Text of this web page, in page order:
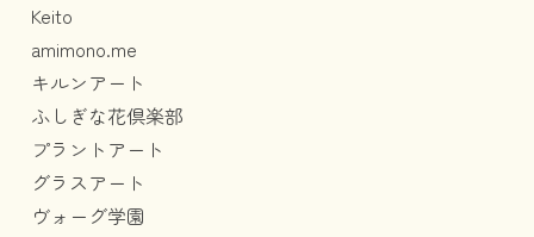
Keito
amimono.me
キルンアート
ふしぎな花倶楽部
プラントアート
グラスアート
ヴォーグ学園